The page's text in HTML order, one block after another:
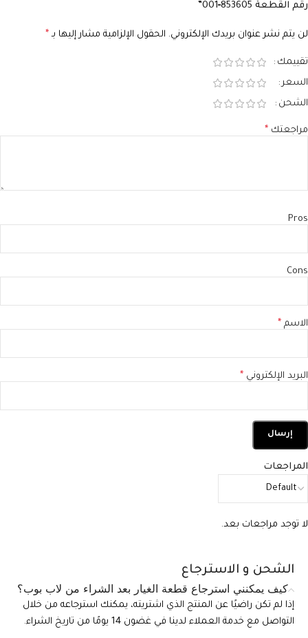
المراجعات
لا توجد مراجعات بعد.
رقم القطعة 853605‑001”
لن يتم نشر عنوان بريدك الإلكتروني. الحقول الإلزامية مشار إليها بـ *
تقييمك
السعر
الشحن
مراجعتك *
Pros
Cons
الاسم *
البريد الإلكتروني *
الشحن و الاسترجاع
كيف يمكنني استرجاع قطعة الغيار بعد الشراء من لاب بوب؟
إذا لم تكن راضيًا عن المنتج الذي اشتريته، يمكنك استرجاعه من خلال
التواصل مع خدمة العملاء لدينا في غضون 14 يومًا من تاريخ الشراء.